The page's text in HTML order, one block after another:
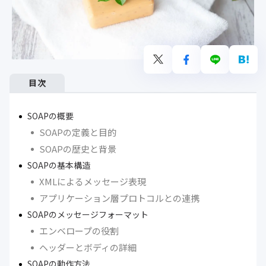
目次
SOAPの概要
SOAPの定義と目的
SOAPの歴史と背景
SOAPの基本構造
XMLによるメッセージ表現
アプリケーション層プロトコルとの連携
SOAPのメッセージフォーマット
エンベロープの役割
ヘッダーとボディの詳細